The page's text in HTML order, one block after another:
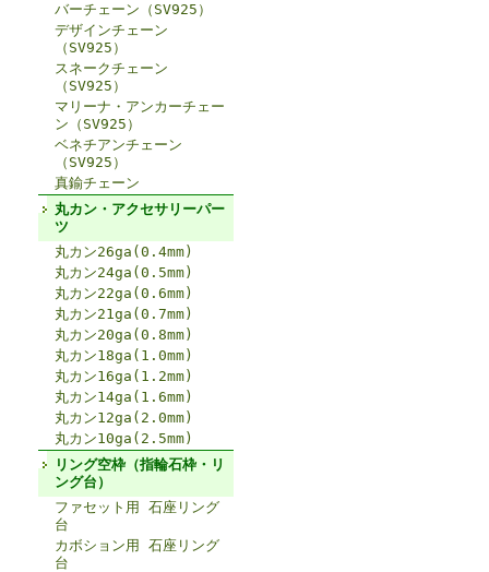
バーチェーン（SV925）
デザインチェーン
（SV925）
スネークチェーン
（SV925）
マリーナ・アンカーチェー
ン（SV925）
ベネチアンチェーン
（SV925）
真鍮チェーン
丸カン・アクセサリーパー
ツ
丸カン26ga(0.4mm)
丸カン24ga(0.5mm)
丸カン22ga(0.6mm)
丸カン21ga(0.7mm)
丸カン20ga(0.8mm)
丸カン18ga(1.0mm)
丸カン16ga(1.2mm)
丸カン14ga(1.6mm)
丸カン12ga(2.0mm)
丸カン10ga(2.5mm)
リング空枠（指輪石枠・リ
ング台）
ファセット用 石座リング
台
カボション用 石座リング
台